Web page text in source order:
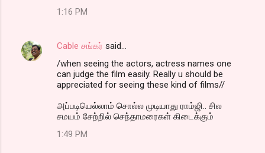
1:16 PM
Cable சங்கர் said…
/when seeing the actors, actress names one
can judge the film easily. Really u should be
appreciated for seeing these kind of films//
அப்படியெல்லாம் சொல்ல முடியாது ராம்ஜி.. சில
சமயம் சேற்றில் செந்தாமரைகள் கிடைக்கும்
1:49 PM